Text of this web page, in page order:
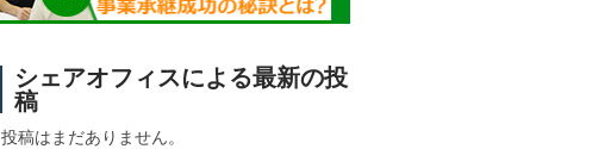
シェアオフィスによる最新の投
稿
投稿はまだありません。